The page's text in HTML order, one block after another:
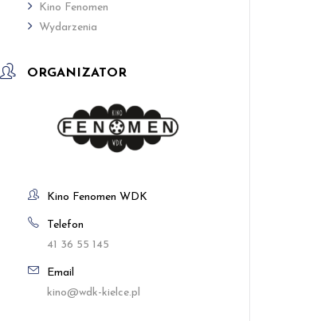
Kino Fenomen
Wydarzenia
ORGANIZATOR
Kino Fenomen WDK
Telefon
41 36 55 145
Email
kino@wdk-kielce.pl